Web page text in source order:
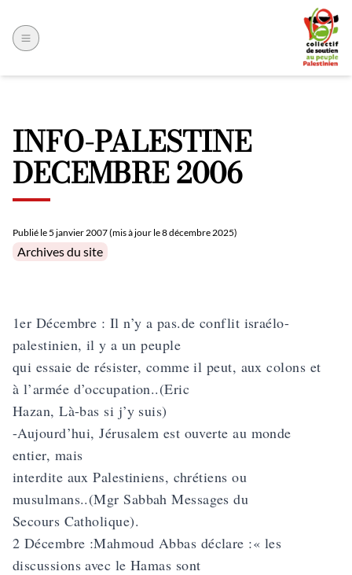
INFO-PALESTINE
DECEMBRE 2006
Publié le5 janvier 2007 (mis à jour le 8 décembre 2025)
Posted in
Archives du site
1er Décembre : Il n’y a pas.de conflit israélo-
palestinien, il y a un peuple
qui essaie de résister, comme il peut, aux colons et
à l’armée d’occupation..(Eric
Hazan, Là-bas si j’y suis)
-Aujourd’hui, Jérusalem est ouverte au monde
entier, mais
interdite aux Palestiniens, chrétiens ou
musulmans..(Mgr Sabbah Messages du
Secours Catholique).
2 Décembre :Mahmoud Abbas déclare :« les
discussions avec le Hamas sont